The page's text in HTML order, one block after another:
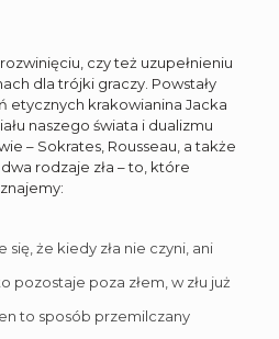
czy też uzupełnieniu
dla trójki graczy. Powstały
etycznych krakowianina Jacka
naszego świata i dualizmu
– Sokrates, Rousseau, a także
rodzaje zła – to, które
się, że kiedy zła nie czyni, ani
pozostaje poza złem, w złu już
to sposób przemilczany